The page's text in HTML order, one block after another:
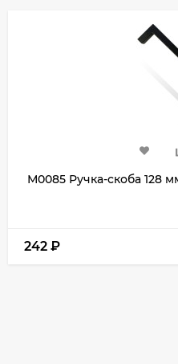
М0085 Ручка-скоба 128
242 ₽